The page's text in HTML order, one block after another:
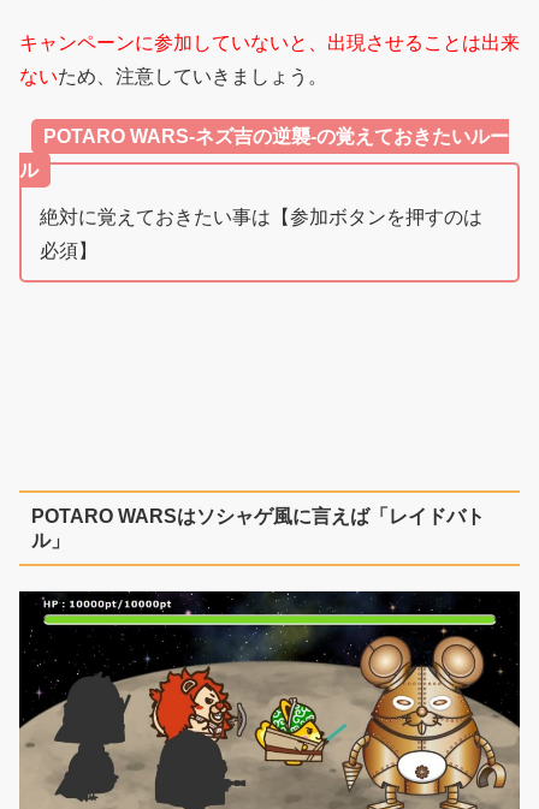
キャンペーンに参加していないと、出現させることは出来
ないため、注意していきましょう。
POTARO WARS-ネズ吉の逆襲-の覚えておきたいルー
ル
絶対に覚えておきたい事は【参加ボタンを押すのは
必須】
POTARO WARSはソシャゲ風に言えば「レイドバト
ル」